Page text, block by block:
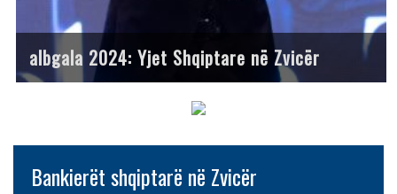
albgala 2024: Yjet Shqiptare në Zvicër
Bankierët shqiptarë në Zvicër